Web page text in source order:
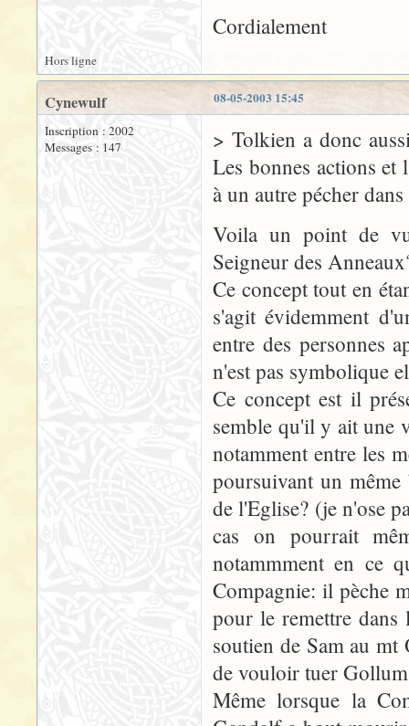
Cordialement
Hors ligne
08-05-2003 15:45
Cynewulf
Inscription : 2002
Messages : 147
> Tolkien a donc
Les bonnes actions et
à un autre pécher
Voila un point de
Seigneur des
Ce concept tout en
s'agit évidemment
entre des personnes
n'est pas symbolique
Ce concept est il
semble qu'il y ait une
notamment entre les
poursuivant un
de l'Eglise? (je n'ose
cas on pourrait
notammment en ce
Compagnie: il pèche
pour le remettre
soutien de Sam au
de vouloir tuer
Même lorsque la